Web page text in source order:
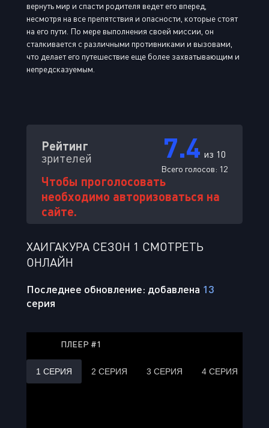
вернуть мир и спасти родителя ведет его вперед,
несмотря на все препятствия и опасности, которые стоят
на его пути. По мере выполнения своей миссии, он
сталкивается с различными противниками и вызовами,
что делает его путешествие еще более захватывающим и
непредсказуемым.
Рейтинг
зрителей 7.4 из 10
Всего голосов: 12
Чтобы проголосовать
необходимо авторизоваться на
сайте.
ХАИГАКУРА СЕЗОН 1 СМОТРЕТЬ
ОНЛАЙН
Последнее обновление: добавлена 13
серия
ПЛЕЕР #1